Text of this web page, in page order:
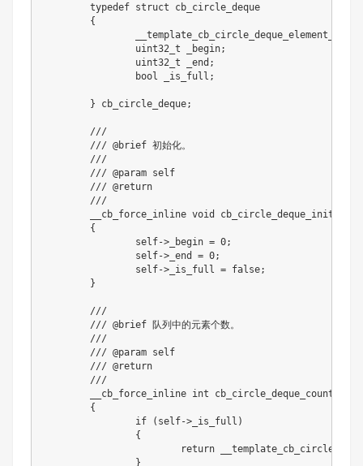
typedef struct
cb_circle_deque
{
__template_cb_circle_deque_element_type
uint32_t _begin;
uint32_t _end ;
bool _is_full ;
} cb_circle_deque;
///
/// @brief 初始化。
///
/// @param self
/// @return
///
	__cb_force_inline
void
{
		self
-> _begin = 0;
		self
-> _end = 0;
		self
-> _is_full = false;
}
///
/// @brief 队列中的元素个数。
///
/// @param self
/// @return
///
	__cb_force_inline
int cb_circle_deque_count
{
if
( self-> _is_full )
{
return
}